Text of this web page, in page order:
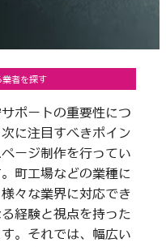
者を探す
ポートの重要性につ
に注目すべきポイン
ージ制作を行ってい
町工場などの業種に
々な業界に対応でき
経験と視点を持った
。それでは、幅広い